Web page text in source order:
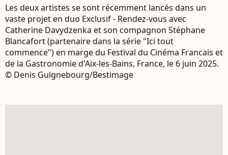
Les deux artistes se sont récemment lancés dans un
vaste projet en duo Exclusif - Rendez-vous avec
Catherine Davydzenka et son compagnon Stéphane
Blancafort (partenaire dans la série "Ici tout
commence") en marge du Festival du Cinéma Francais et
de la Gastronomie d'Aix-les-Bains, France, le 6 juin 2025.
© Denis Guignebourg/Bestimage